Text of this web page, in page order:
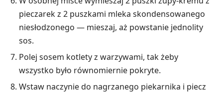
pieczarek z 2 puszkami mleka skondensowanego
niesłodzonego — mieszaj, aż powstanie jednolity
sos.
Polej sosem kotlety z warzywami, tak żeby
wszystko było równomiernie pokryte.
Wstaw naczynie do nagrzanego piekarnika i piecz